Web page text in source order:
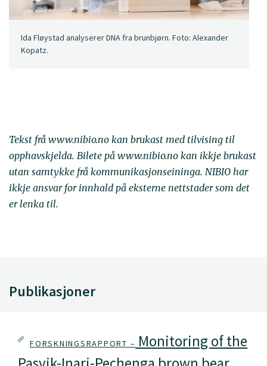
Ida Fløystad analyserer DNA fra brunbjørn. Foto: Alexander
Kopatz.
Tekst frå www.nibio.no kan brukast med tilvising til
opphavskjelda. Bilete på www.nibio.no kan ikkje brukast
utan samtykke frå kommunikasjonseininga. NIBIO har
ikkje ansvar for innhald på eksterne nettstader som det
er lenka til.
Publikasjoner
FORSKNINGSRAPPORT – Monitoring of the